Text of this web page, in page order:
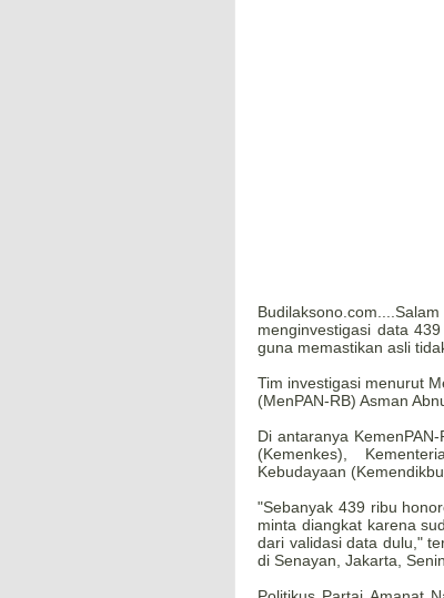
menginvestigasi data
guna memastikan asli
Tim investigasi menurut
(MenPAN-RB) Asman
Di antaranya
(Kemenkes),
Kebudayaan
"Sebanyak 439 ribu
minta diangkat karena
dari validasi data dulu,"
di Senayan, Jakarta,